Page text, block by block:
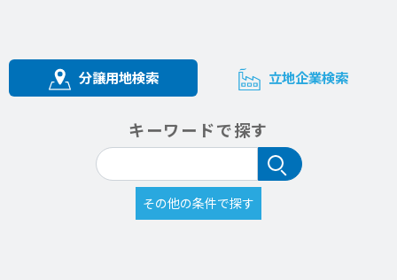
分譲用地検索 立地企業検索
キーワードで探す